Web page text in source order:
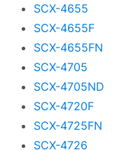
SCX-4655
SCX-4655F
SCX-4655FN
SCX-4705
SCX-4705ND
SCX-4720F
SCX-4725FN
SCX-4726